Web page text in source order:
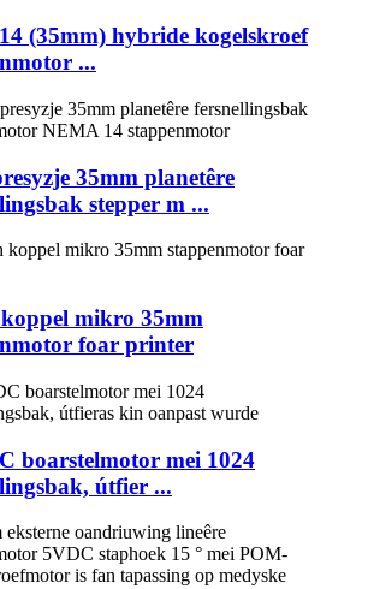
(35mm) hybride kogelskroef
...
35mm planetêre
stepper m ...
koppel mikro 35mm
foar printer
boarstelmotor mei 1024
útfier ...